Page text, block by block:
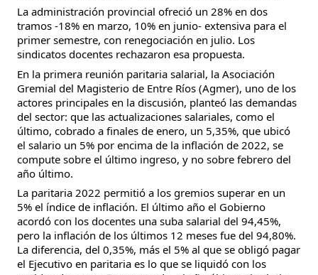
La administración provincial ofreció un 28% en dos
tramos -18% en marzo, 10% en junio- extensiva para el
primer semestre, con renegociación en julio. Los
sindicatos docentes rechazaron esa propuesta.
En la primera reunión paritaria salarial, la Asociación
Gremial del Magisterio de Entre Ríos (Agmer), uno de los
actores principales en la discusión, planteó las demandas
del sector: que las actualizaciones salariales, como el
último, cobrado a finales de enero, un 5,35%, que ubicó
el salario un 5% por encima de la inflación de 2022, se
compute sobre el último ingreso, y no sobre febrero del
año último.
La paritaria 2022 permitió a los gremios superar en un
5% el índice de inflación. El último año el Gobierno
acordó con los docentes una suba salarial del 94,45%,
pero la inflación de los últimos 12 meses fue del 94,80%.
La diferencia, del 0,35%, más el 5% al que se obligó pagar
el Ejecutivo en paritaria es lo que se liquidó con los